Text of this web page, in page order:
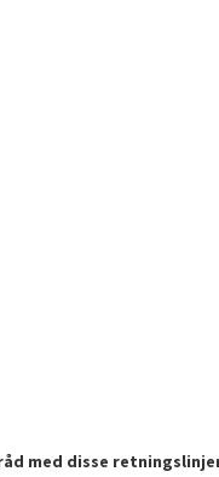
med disse